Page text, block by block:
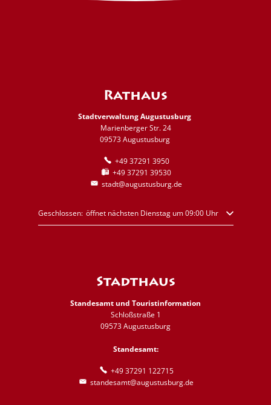
Rathaus
Stadtverwaltung Augustusburg
Marienberger Str. 24
09573 Augustusburg
+49 37291 3950
+49 37291 39530
stadt@augustusburg.de
Klicken, um weitere Öffnungs- oder Schließzeiten auszublenden
Geschlossen: öffnet nächsten Dienstag um 09:00 Uhr
Stadthaus
Standesamt und Touristinformation
Schloßstraße 1
09573 Augustusburg
Standesamt:
+49 37291 122715
standesamt@augustusburg.de